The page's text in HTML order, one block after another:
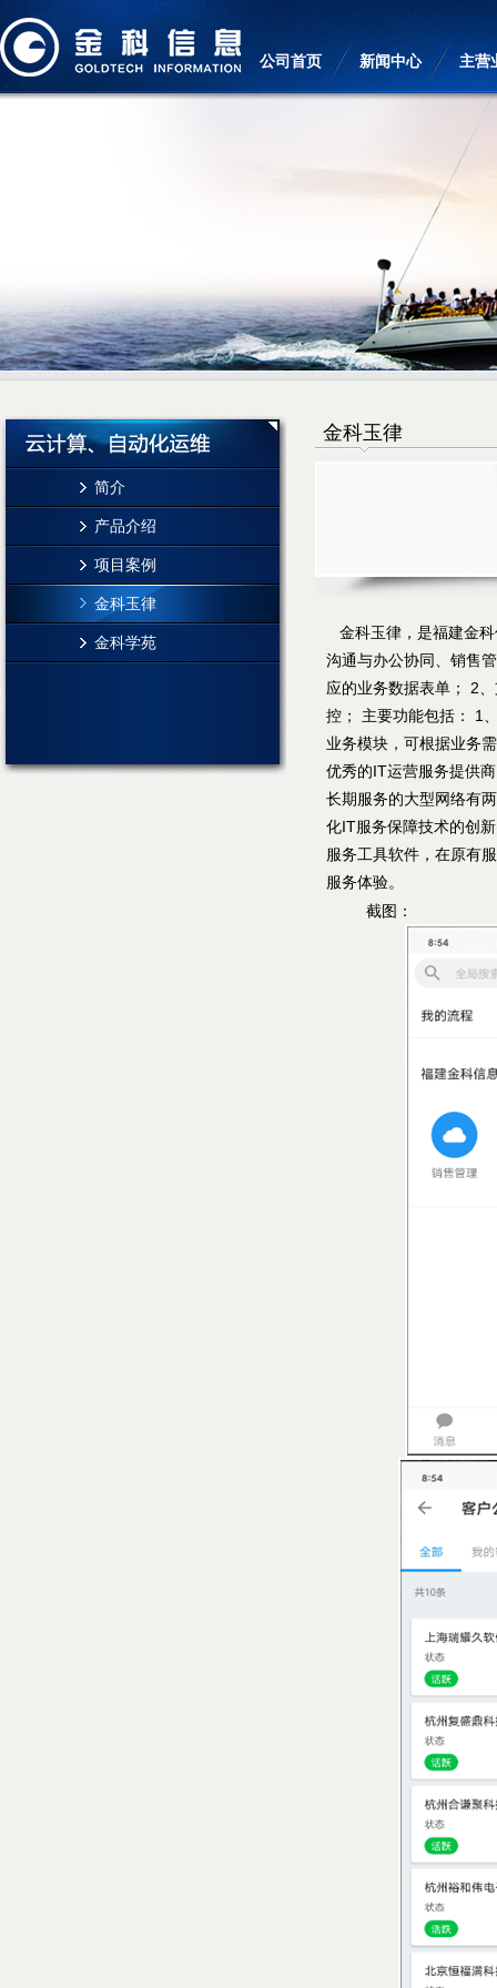
公司首页 新闻中心 主营
简介
产品介绍
项目案例
金科玉律
金科学苑
金科玉律
金科玉律，是福建金
沟通与办公协同、销售
应的业务数据表单； 2
控； 主要功能包括： 1
业务模块，可根据业务
优秀的IT运营服务提供
长期服务的大型网络有
化IT服务保障技术的创
服务工具软件，在原有
服务体验。
截图：